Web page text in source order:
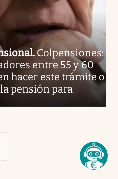
. Colpensiones:
entre 55 y 60
hacer este trámite o
pensión para